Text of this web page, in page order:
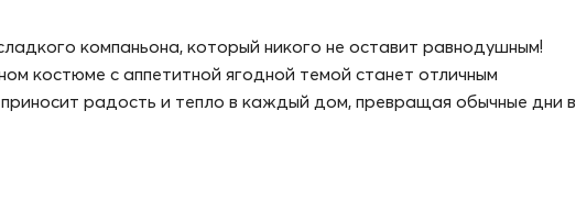
компаньона, который никого не оставит равнодушным!
костюме с аппетитной ягодной темой станет отличным
радость и тепло в каждый дом, превращая обычные дни в